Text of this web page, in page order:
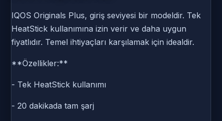
IQOS Originals Plus, giriş seviyesi bir modeldir. Tek
HeatStick kullanımına izin verir ve daha uygun
fiyatlıdır. Temel ihtiyaçları karşılamak için idealdir.
**Özellikler:**
- Tek HeatStick kullanımı
- 20 dakikada tam şarj